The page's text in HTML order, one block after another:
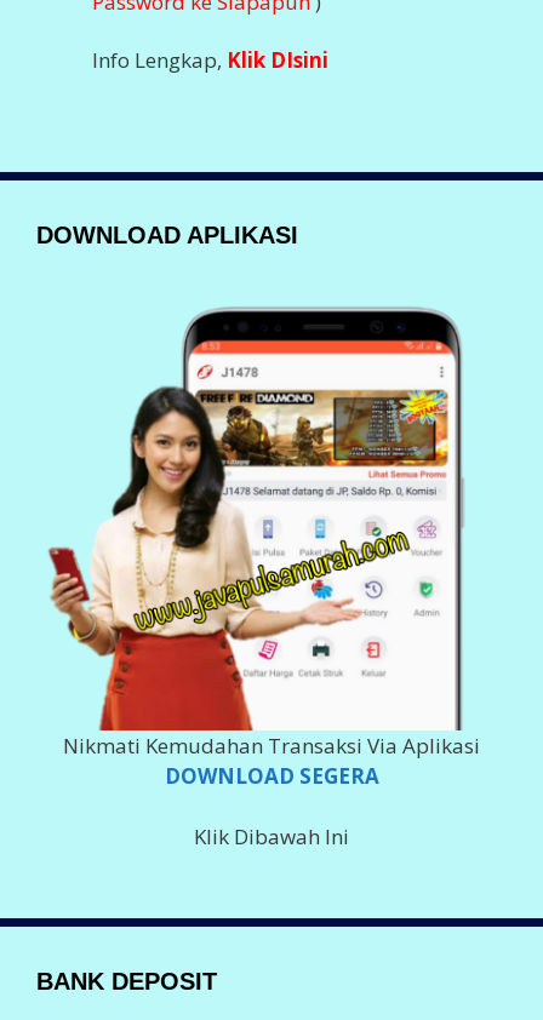
Info Lengkap, Klik DIsini
DOWNLOAD APLIKASI
Nikmati Kemudahan Transaksi Via Aplikasi
DOWNLOAD SEGERA
Klik Dibawah Ini
BANK DEPOSIT